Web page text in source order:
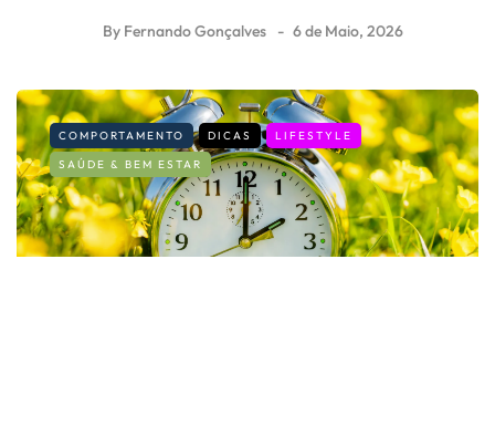
By Fernando Gonçalves 6 de Maio, 2026
COMPORTAMENTO DICAS
LIFESTYLE
SAÚDE & BEM ESTAR